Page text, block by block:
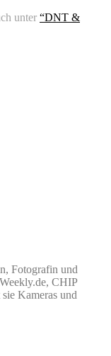
unter “DNT &
Fotografin und
CHIP
Kameras und